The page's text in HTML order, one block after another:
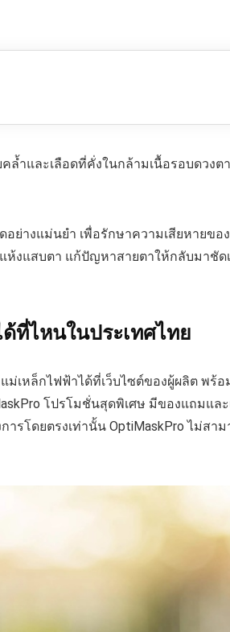
ำและเลือดที่คั่งในกล้ามเนื้อรอบดวงต
ย่างแม่นยำ เพื่อรักษาความเสียหายขอ
งแสบตา แก้ปัญหาสายตาให้กลับมาชัดเ
ที่ไหนในประเทศไทย
เหล็กไฟฟ้าได้ที่เว็บไซต์ของผู้ผลิต พร้
โปรโมชั่นสุดพิเศษ มีของแถมแล
รโดยตรงเท่านั้น OptiMaskPro ไม่สา